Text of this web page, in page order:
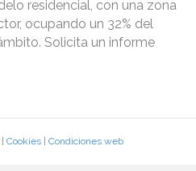
residencial, con una zona
ocupando un 32% del
Solicita un informe
Cookies| Condiciones web